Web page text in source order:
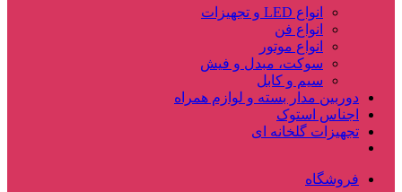
انواع LED و تجهیزات
انواع فن
انواع موتور
سوکت، مبدل و فیش
سیم و کابل
دوربین مدار بسته و لوازم همراه
اجناس استوک
تجهیزات گلخانه ای
فروشگاه